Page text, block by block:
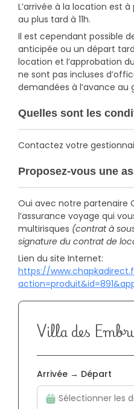
L’arrivée à la location est
au plus tard à 11h.
Il est cependant possible
anticipée ou un départ
location et l’approbation
ne sont pas incluses
demandées à l’avance au
Quelles sont les
Contactez votre
Proposez-vous une
Oui avec notre partenaire
l’assurance voyage qui
multirisques (contrat à
signature du contrat de
Lien du site Internet:
https://
Villa des
Arrivée → Départ